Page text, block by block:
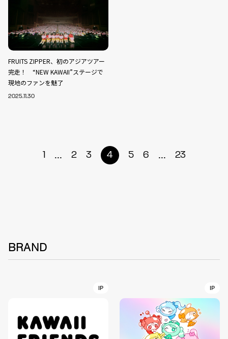
FRUITS ZIPPER、初のアジアツアー
完走！ “NEW KAWAII”ステージで
現地のファンを魅了
2025.11.30
1 ... 2 3 4 5 6 ... 23
BRAND
IP IP